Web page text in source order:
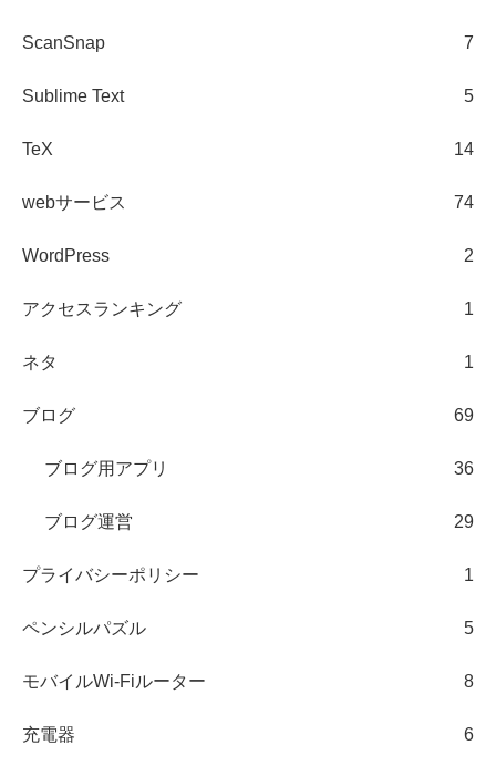
ScanSnap 7
Sublime Text 5
TeX 14
webサービス 74
WordPress 2
アクセスランキング 1
ネタ 1
ブログ 69
ブログ用アプリ 36
ブログ運営 29
プライバシーポリシー 1
ペンシルパズル 5
モバイルWi-Fiルーター 8
充電器 6